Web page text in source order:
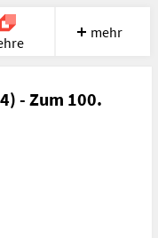
Chat
mehr
- Zum 100.